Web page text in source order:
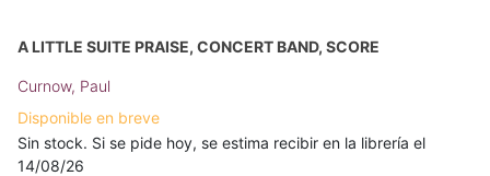
A LITTLE SUITE PRAISE, CONCERT BAND, SCORE
Curnow, Paul
Disponible en breve
Sin stock. Si se pide hoy, se estima recibir en la librería el
14/08/26